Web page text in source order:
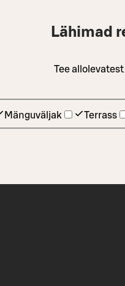
Lähimad
Tee
Mänguväljak Terrass